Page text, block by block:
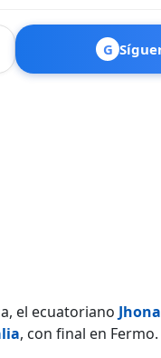
G
el ecuatoriano
, con final en Fermo.